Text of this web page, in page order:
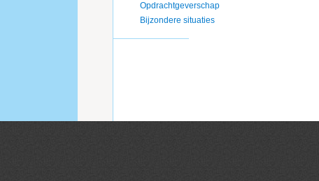
Opdrachtgeverschap
Bijzondere situaties